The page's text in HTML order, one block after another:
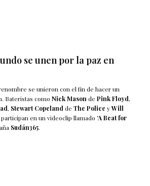
se unen por la paz en
se unieron con el fin de hacer un
Bateristas comoNick MasondePink Floyd,
, Stewart CopelanddeThe Police yWill
participan en un videoclip llamado ‘A Beat for
Sudán365.